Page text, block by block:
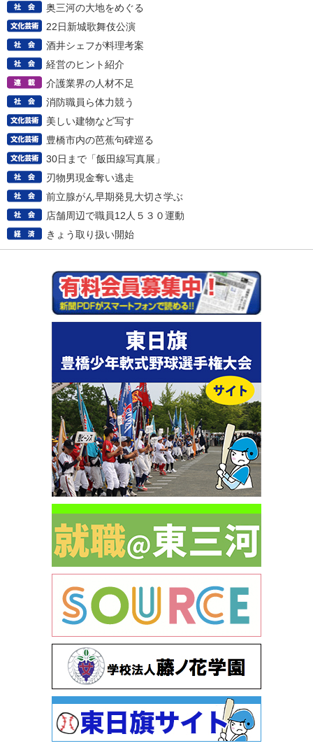
奥三河の大地をめぐる
22日新城歌舞伎公演
酒井シェフが料理考案
経営のヒント紹介
介護業界の人材不足
消防職員ら体力競う
美しい建物など写す
豊橋市内の芭蕉句碑巡る
30日まで「飯田線写真展」
刃物男現金奪い逃走
前立腺がん早期発見大切さ学ぶ
店舗周辺で職員12人５３０運動
きょう取り扱い開始